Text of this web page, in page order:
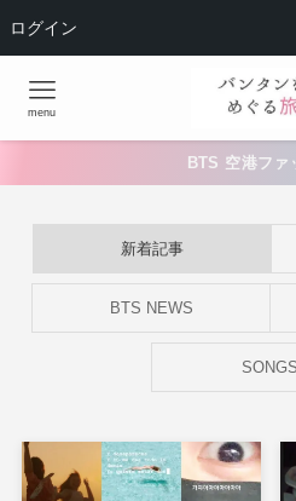
ログイン
menu
BTS 空港ファ
新着記事
BTS NEWS
SONGS